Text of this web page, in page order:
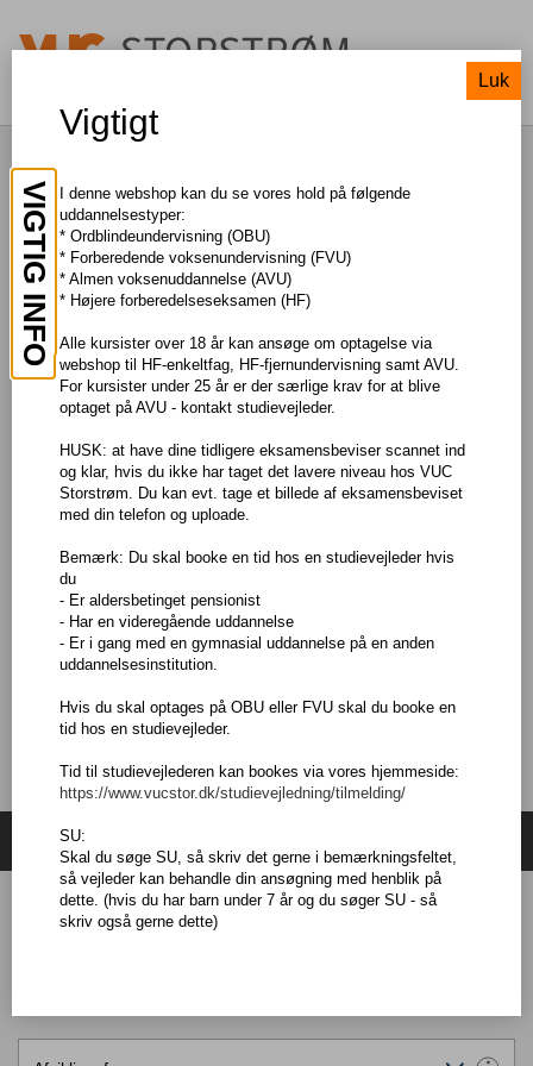
Dansk, F
TIL SØGNING
Pris: DKK 150,00
Om faget
Du arbejder med det danske sprog og med at bruge sproget
bevidst såvel mundtligt som skriftligt.
Læs mere om faget og eksamen på
Du skal som hovedregel være fyldt 25 år, men der er undtagelser.
Hvis du vil vide mere, så kontakt en af vores vejledere.
Dertil skal du have danskfaglige færdigheder, som svarer til AVU-
fagene dansk G-niveau.
Søg hold
Holdundervisning
VIGTIG INFO
Vigtigt
I denne webshop kan du se vores hold på følgende
uddannelsestyper:
* Ordblindeundervisning (OBU)
* Forberedende voksenundervisning (FVU)
* Almen voksenuddannelse (AVU)
* Højere forberedelseseksamen (HF)
Alle kursister over 18 år kan ansøge om optagelse via
webshop til HF-enkeltfag, HF-fjernundervisning samt AVU.
For kursister under 25 år er der særlige krav for at blive
optaget på AVU - kontakt studievejleder.
HUSK: at have dine tidligere eksamensbeviser scannet ind
og klar, hvis du ikke har taget det lavere niveau hos VUC
Storstrøm. Du kan evt. tage et billede af eksamensbeviset
med din telefon og uploade.
Bemærk: Du skal booke en tid hos en studievejleder hvis
du
- Er aldersbetinget pensionist
- Har en videregående uddannelse
- Er i gang med en gymnasial uddannelse på en anden
uddannelsesinstitution.
Hvis du skal optages på OBU eller FVU skal du booke en
tid hos en studievejleder.
Tid til studievejlederen kan bookes via vores hjemmeside:
https://www.vucstor.dk/studievejledning/tilmelding/
SU:
Skal du søge SU, så skriv det gerne i bemærkningsfeltet,
så vejleder kan behandle din ansøgning med henblik på
dette. (hvis du har barn under 7 år og du søger SU - så
skriv også gerne dette)
Luk